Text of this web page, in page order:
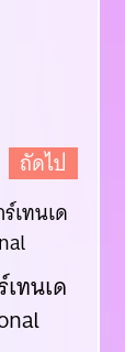
ทนเด
ถัดไป